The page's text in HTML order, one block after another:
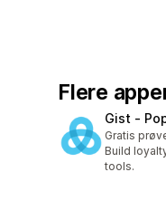
Flere
Gist ‑
Gratis
Build
tools.